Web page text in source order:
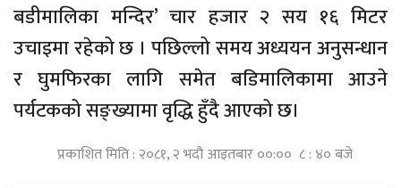
बडीमालिका मन्दिर’ चार हजार २ सय १६ मिटर
उचाइमा रहेको छ । पछिल्लो समय अध्ययन अनुसन्धान
र घुमफिरका लागि समेत बडिमालिकामा आउने
पर्यटकको सङ्ख्यामा वृद्धि हुँदै आएको छ।
प्रकाशित मिति : २०८१, २ भदौ आइतबार ००:०० ८ : ४० बजे